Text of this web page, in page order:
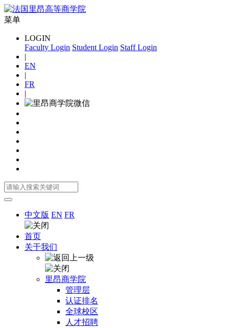
菜单
LOGIN
Faculty Login Student Login Staff Login
|
EN
|
FR
|
中文版 EN FR
首页
关于我们
里昂商学院
管理层
认证排名
全球校区
人才招聘